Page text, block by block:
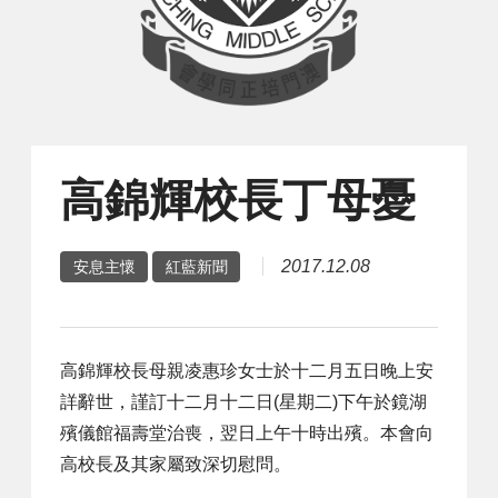
高錦輝校長丁母憂
安息主懷 紅藍新聞 2017.12.08
高錦輝校長母親凌惠珍女士於十二月五日晚上安
詳辭世，謹訂十二月十二日(星期二)下午於鏡湖
殯儀館福壽堂治喪，翌日上午十時出殯。本會向
高校長及其家屬致深切慰問。